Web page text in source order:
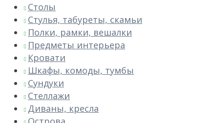
Столы
Стулья, табуреты, скамьи
Полки, рамки, вешалки
Предметы интерьера
Кровати
Шкафы, комоды, тумбы
Сундуки
Стеллажи
Диваны, кресла